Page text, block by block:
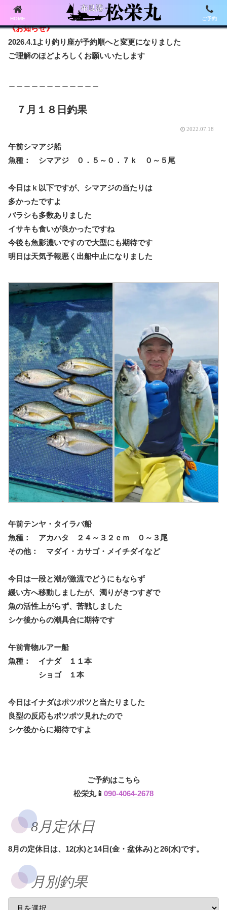
《お知らせ》
2026.4.1より釣り座が予約順へと変更になりました
ご理解のほどよろしくお願いいたします
７月１８日釣果
2022.07.18
午前シマアジ船
魚種： シマアジ ０．５～０．７ｋ ０～５尾
今日はｋ以下ですが、シマアジの当たりは
多かったですよ
バラシも多数ありました
イサキも食いが良かったですね
今後も魚影濃いですので大型にも期待です
明日は天気予報悪く出船中止になりました
午前テンヤ・タイラバ船
魚種： アカハタ ２４～３２ｃｍ ０～３尾
その他： マダイ・カサゴ・メイチダイなど
今日は一段と潮が激流でどうにもならず
緩い方へ移動しましたが、濁りがきつすぎで
魚の活性上がらず、苦戦しました
シケ後からの潮具合に期待です
午前青物ルアー船
魚種： イナダ １１本
ショゴ １本
今日はイナダはポツポツと当たりました
良型の反応もポツポツ見れたので
シケ後からに期待ですよ
ご予約はこちら
松栄丸📱 090-4064-2678
8月定休日
8月の定休日は、12(水)と14日(金・盆休み)と26(水)です。
月別釣果
HOME ご予約